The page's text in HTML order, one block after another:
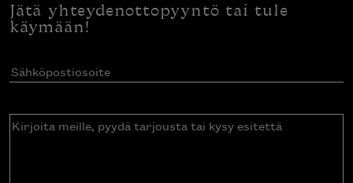
Jätä yhteydenottopyyntö tai tule
käymään!
Sähköpostiosoite(Pakollinen)
Kirjoita